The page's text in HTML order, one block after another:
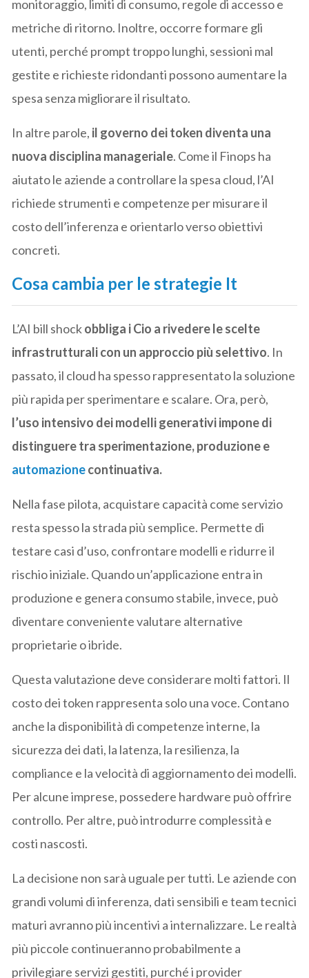
monitoraggio, limiti di consumo, regole di accesso e
metriche di ritorno. Inoltre, occorre formare gli
utenti, perché prompt troppo lunghi, sessioni mal
gestite e richieste ridondanti possono aumentare la
spesa senza migliorare il risultato.
In altre parole, il governo dei token diventa una
nuova disciplina manageriale. Come il Finops ha
aiutato le aziende a controllare la spesa cloud, l’AI
richiede strumenti e competenze per misurare il
costo dell’inferenza e orientarlo verso obiettivi
concreti.
Cosa cambia per le strategie It
L’AI bill shockobbliga i Cio a rivedere le scelte
infrastrutturali con un approccio più selettivo. In
passato, il cloud ha spesso rappresentato la soluzione
più rapida per sperimentare e scalare. Ora, però,
l’uso intensivo dei modelli generativi impone di
distinguere tra sperimentazione, produzione e
automazionecontinuativa.
Nella fase pilota, acquistare capacità come servizio
resta spesso la strada più semplice. Permette di
testare casi d’uso, confrontare modelli e ridurre il
rischio iniziale. Quando un’applicazione entra in
produzione e genera consumo stabile, invece, può
diventare conveniente valutare alternative
proprietarie o ibride.
Questa valutazione deve considerare molti fattori. Il
costo dei token rappresenta solo una voce. Contano
anche la disponibilità di competenze interne, la
sicurezza dei dati, la latenza, la resilienza, la
compliance e la velocità di aggiornamento dei modelli.
Per alcune imprese, possedere hardware può offrire
controllo. Per altre, può introdurre complessità e
costi nascosti.
La decisione non sarà uguale per tutti. Le aziende con
grandi volumi di inferenza, dati sensibili e team tecnici
maturi avranno più incentivi a internalizzare. Le realtà
più piccole continueranno probabilmente a
privilegiare servizi gestiti, purché i provider